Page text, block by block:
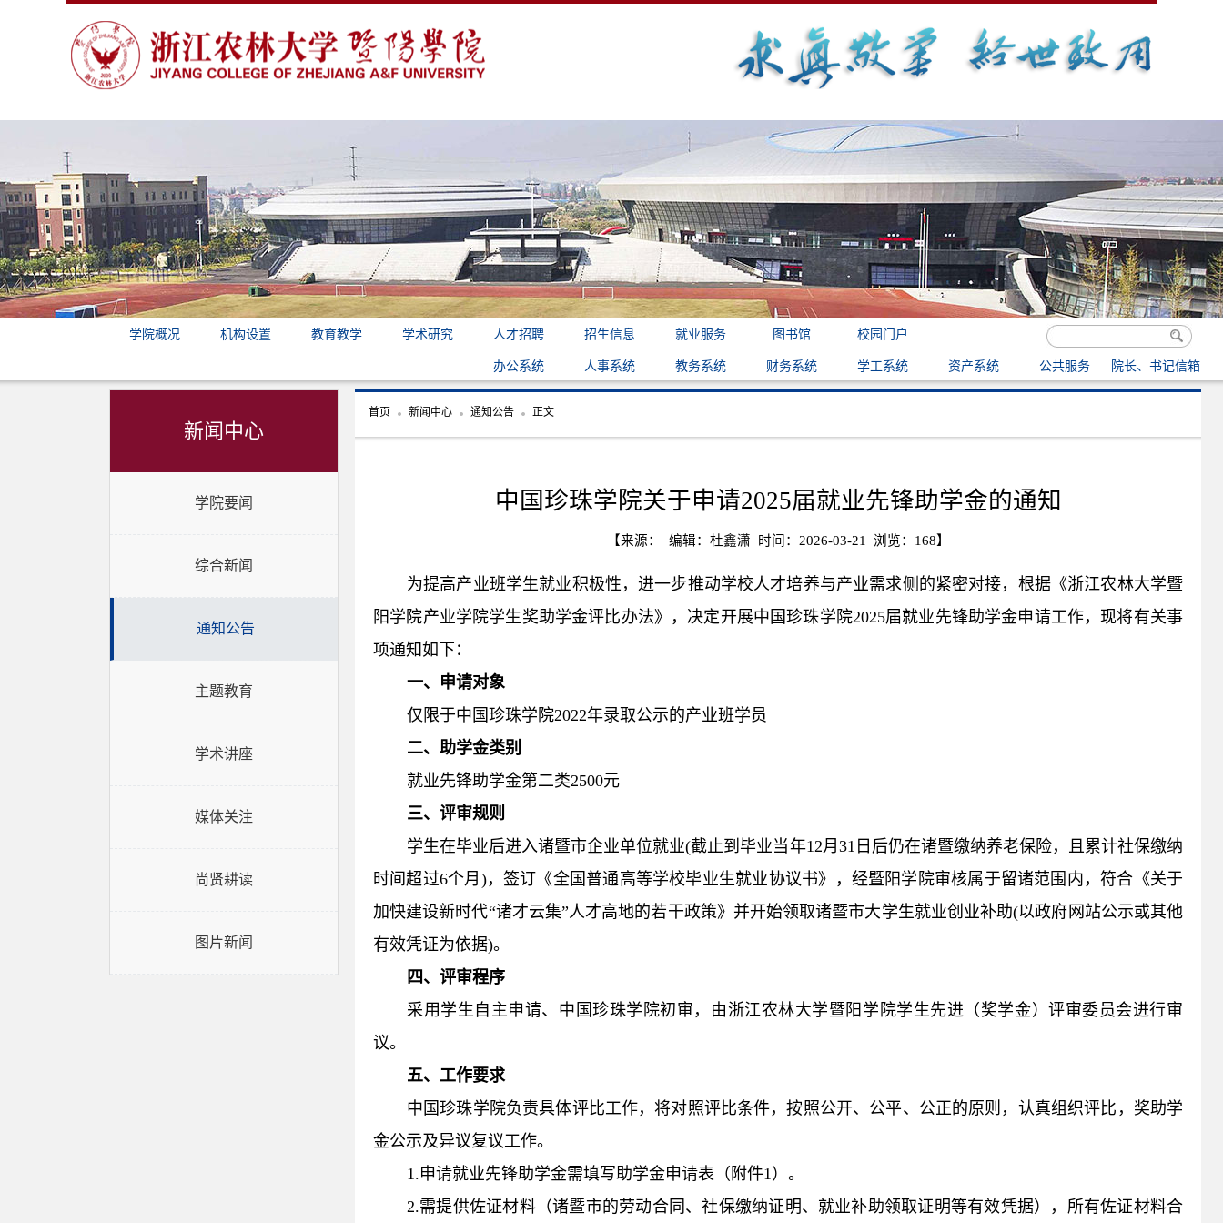
学院概况 机构设置 教育教学 学术研究 人才招聘 招生信息 就业服务 图书馆 校园门户
办公系统 人事系统 教务系统 财务系统 学工系统 资产系统 公共服务 院长、书记信箱
新闻中心
学院要闻
综合新闻
通知公告
主题教育
学术讲座
媒体关注
尚贤耕读
图片新闻
首页 新闻中心 通知公告 正文
中国珍珠学院关于申请2025届就业先锋助学金的通知
【来源： 编辑：杜鑫潇 时间：2026-03-21 浏览： 168】
为提高产业班学生就业积极性，进一步推动学校人才培养与产业需求侧的紧密对接，根据《浙江农林大学暨
阳学院产业学院学生奖助学金评比办法》，决定开展中国珍珠学院2025届就业先锋助学金申请工作，现将有关事
项通知如下：
一、申请对象
仅限于中国珍珠学院2022年录取公示的产业班学员
二、助学金类别
就业先锋助学金第二类2500元
三、评审规则
学生在毕业后进入诸暨市企业单位就业(截止到毕业当年12月31日后仍在诸暨缴纳养老保险，且累计社保缴纳
时间超过6个月)，签订《全国普通高等学校毕业生就业协议书》，经暨阳学院审核属于留诸范围内，符合《关于
加快建设新时代“诸才云集”人才高地的若干政策》并开始领取诸暨市大学生就业创业补助(以政府网站公示或其他
有效凭证为依据)。
四、评审程序
采用学生自主申请、中国珍珠学院初审，由浙江农林大学暨阳学院学生先进（奖学金）评审委员会进行审
议。
五、工作要求
中国珍珠学院负责具体评比工作，将对照评比条件，按照公开、公平、公正的原则，认真组织评比，奖助学
金公示及异议复议工作。
1.申请就业先锋助学金需填写助学金申请表（附件1）。
2.需提供佐证材料（诸暨市的劳动合同、社保缴纳证明、就业补助领取证明等有效凭据），所有佐证材料合